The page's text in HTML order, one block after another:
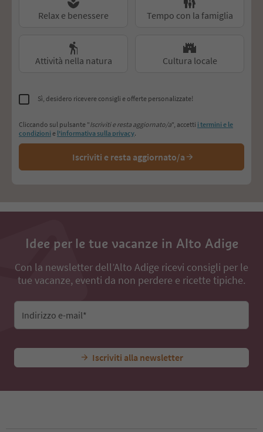
Relax e benessere Tempo con la famiglia
Attività nella natura Cultura locale
Sì, desidero ricevere consigli e offerte personalizzate!
Cliccando sul pulsante "Iscriviti e resta aggiornato/a", accetti i termini e le
condizioni e l'informativa sulla privacy.
Iscriviti e resta aggiornato/a
Idee per le tue vacanze in Alto Adige
Con la newsletter dell’Alto Adige ricevi consigli per le
tue vacanze, eventi da non perdere e ricette tipiche.
Indirizzo e-mail*
Iscriviti alla newsletter